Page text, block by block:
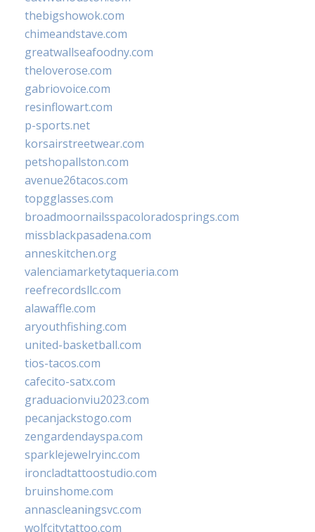
thebigshowok.com
chimeandstave.com
greatwallseafoodny.com
theloverose.com
gabriovoice.com
resinflowart.com
p-sports.net
korsairstreetwear.com
petshopallston.com
avenue26tacos.com
topgglasses.com
broadmoornailsspacoloradosprings.com
missblackpasadena.com
anneskitchen.org
valenciamarketytaqueria.com
reefrecordsllc.com
alawaffle.com
aryouthfishing.com
united-basketball.com
tios-tacos.com
cafecito-satx.com
graduacionviu2023.com
pecanjackstogo.com
zengardendayspa.com
sparklejewelryinc.com
ironcladtattoostudio.com
bruinshome.com
annascleaningsvc.com
wolfcitytattoo.com